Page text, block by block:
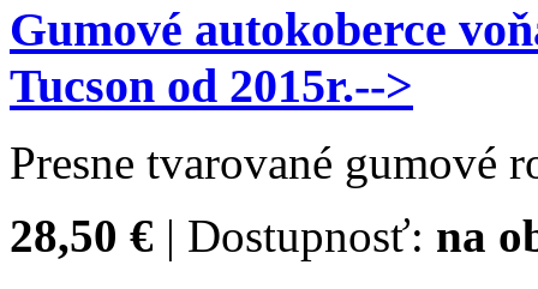
Gumové autokoberce
Tucson od 2015r.-->
Presne tvarované gumové
28,50 € | Dostupnosť: na